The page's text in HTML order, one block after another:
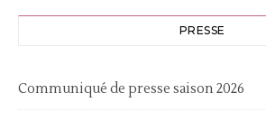
PRESSE
Communiqué de presse saison 2026